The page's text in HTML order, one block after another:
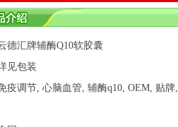
德汇牌辅酶Q10软胶囊
见包装
疫调节, 心脑血管, 辅酶q10, OEM, 贴牌,